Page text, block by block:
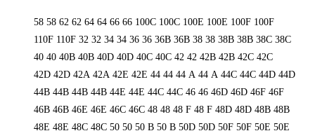
58 58 62 62 64 64 66 66 100C 100C 100E 100E 100F 100F
110F 110F 32 32 34 34 36 36 36B 36B 38 38 38B 38B 38С 38С
40 40 40B 40B 40D 40D 40С 40С 42 42 42B 42B 42C 42C
42D 42D 42А 42А 42Е 42Е 44 44 44 А 44 А 44C 44C 44D 44D
44В 44В 44В 44В 44Е 44Е 44С 44С 46 46 46D 46D 46F 46F
46В 46В 46Е 46Е 46С 46С 48 48 48 F 48 F 48D 48D 48В 48В
48Е 48Е 48С 48С 50 50 50 B 50 B 50D 50D 50F 50F 50Е 50Е